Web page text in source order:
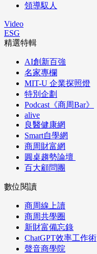
領導馭人
Video
ESG
精選特輯
AI創新百強
名家專欄
MIT-U 企業探照燈
特別企劃
Podcast《商周Bar》
alive
良醫健康網
Smart自學網
商周財富網
圓桌趨勢論壇
百大顧問團
數位閱讀
商周線上讀
商周共學圈
新財富備忘錄
ChatGPT效率工作術
聲音商學院